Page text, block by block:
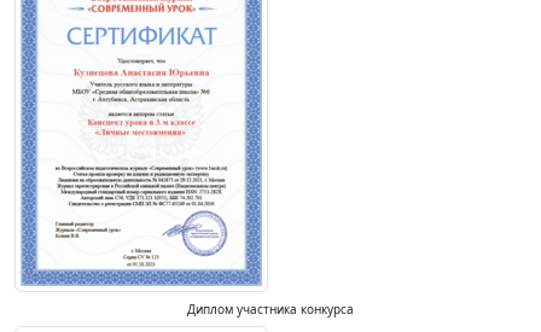
Диплом участника конкурса